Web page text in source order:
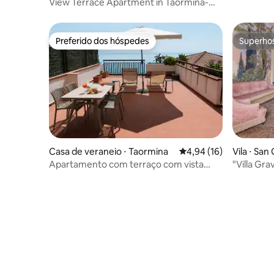
Preferido dos hóspedes
Preferido dos hóspedes
Casa de veraneio ⋅ Taormina 4,94 de uma
4,94 (16)
Apartamento com terraço com vista
Vila ⋅
"Villa